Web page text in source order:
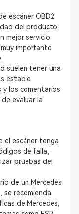
escáner OBD2
del producto.
mejor servicio
importante
suelen tener una
estable.
y los comentarios
evaluar la
el escáner tenga
de falla,
pruebas del
de un Mercedes
se recomienda
de Mercedes,